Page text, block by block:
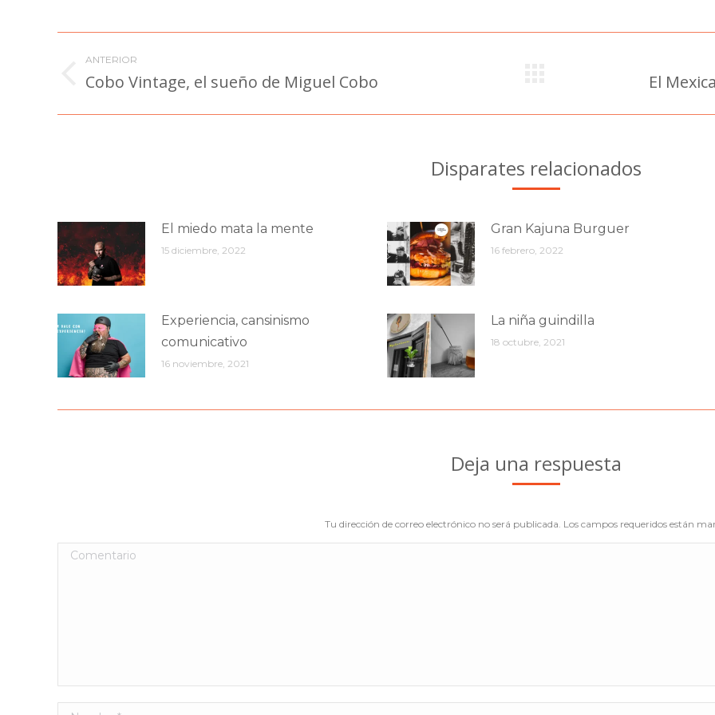
Navegación
entre
publicaciones
ANTERIOR
Publicación
Cobo Vintage, el sueño de Miguel Cobo El
Disparates relacionados
El miedo mata la mente
15 diciembre, 2022
Gran Kajuna Burguer
16 febrero, 2022
Experiencia, cansinismo
comunicativo
16 noviembre, 2021
La niña guindilla
18 octubre, 2021
Deja una respuesta
Tu dirección de correo electrónico no será publicada. Los campos requeridos están
Comentario